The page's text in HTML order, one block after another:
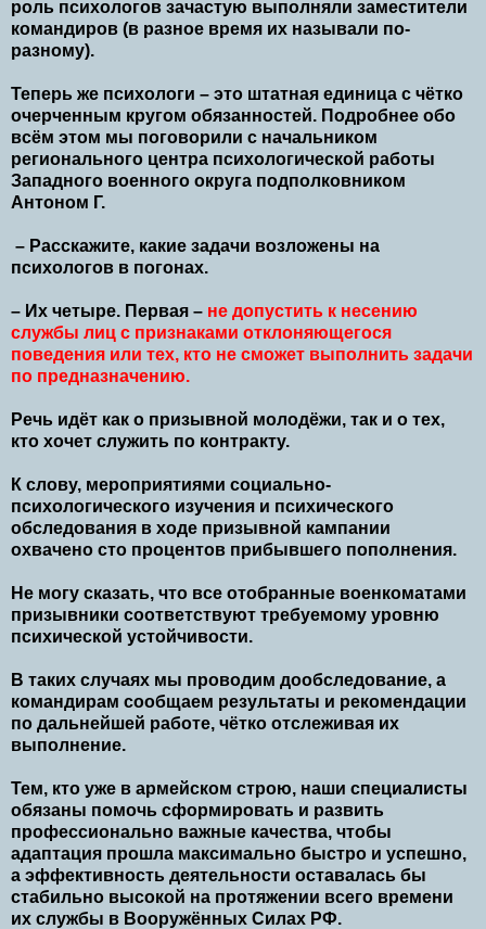
роль психологов зачастую выполняли заместители
командиров (в разное время их называли по-
разному).
Теперь же психологи – это штатная единица с чётко
очерченным кругом обязанностей. Подробнее обо
всём этом мы поговорили с начальником
регионального центра психологической работы
Западного военного округа подполковником
Антоном Г.
– Расскажите, какие задачи возложены на
психологов в погонах.
– Их четыре. Первая – не допустить к несению
службы лиц с признаками отклоняющегося
поведения или тех, кто не сможет выполнить задачи
по предназначению.
Речь идёт как о призывной молодёжи, так и о тех,
кто хочет служить по контракту.
К слову, мероприятиями социально-
психологического изучения и психического
обследования в ходе призывной кампании
охвачено сто процентов прибывшего пополнения.
Не могу сказать, что все отобранные военкоматами
призывники соответствуют требуемому уровню
психической устойчивости.
В таких случаях мы проводим дообследование, а
командирам сообщаем результаты и рекомендации
по дальнейшей работе, чётко отслеживая их
выполнение.
Тем, кто уже в армейском строю, наши специалисты
обязаны помочь сформировать и развить
профессионально важные качества, чтобы
адаптация прошла максимально быстро и успешно,
а эффективность деятельности оставалась бы
стабильно высокой на протяжении всего времени
их службы в Вооружённых Силах РФ.